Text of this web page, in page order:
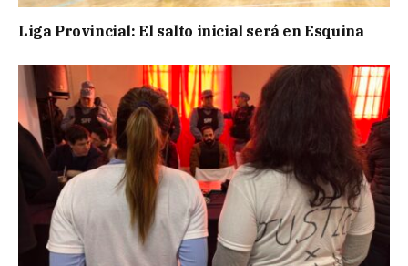
Liga Provincial: El salto inicial será en Esquina